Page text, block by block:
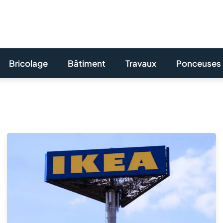
Bricolage Bâtiment Travaux Ponceuses